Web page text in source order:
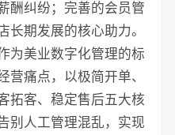
酬纠纷；完善的会员管
长期发展的核心助力。
美业数字化管理的标
营痛点，以极简开单、
拓客、稳定售后五大核
别人工管理混乱，实现